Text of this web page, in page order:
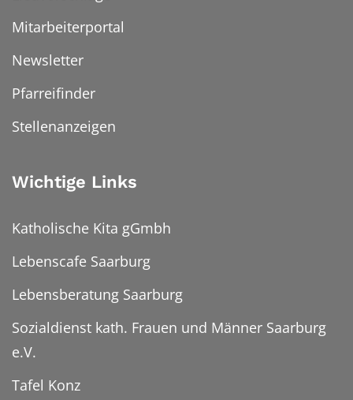
Mitarbeiterportal
Newsletter
Pfarreifinder
Stellenanzeigen
Wichtige Links
Katholische Kita gGmbh
Lebenscafe Saarburg
Lebensberatung Saarburg
Sozialdienst kath. Frauen und Männer Saarburg
e.V.
Tafel Konz